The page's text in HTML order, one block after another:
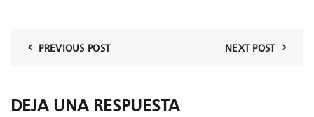
PREVIOUS POST NEXT POST
DEJA UNA RESPUESTA